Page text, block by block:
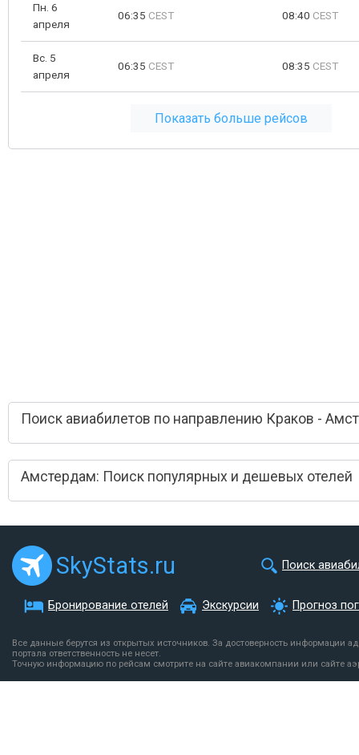
Пн. 6
апреля
06:35 CEST 08:40 CEST
Вс. 5
апреля
06:35 CEST 08:35 CEST
Показать больше рейсов
Поиск авиабилетов по направлению Краков -
Амстердам: Поиск популярных и дешевых отелей
SkyStats.ru Поиск
Бронирование отелей Экскурсии Прогноз
Все данные берутся из открытых источников. За достоверность информации
портала ответственность не несет.
Точную информацию по рейсам смотрите на сайте авиакомпании или сайте